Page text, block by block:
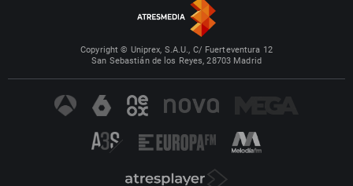
Copyright © Uniprex, S.A.U., C/ Fuerteventura 12
San Sebastián de los Reyes, 28703 Madrid